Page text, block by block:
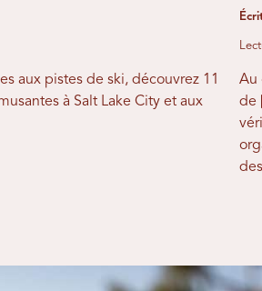
aux pistes de ski, découvrez 11
à Salt Lake City et aux
Au
de